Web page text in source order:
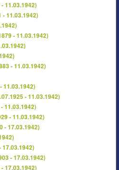
11.03.1942)
- 11.03.1942)
- 11.03.1942)
- 11.03.1942)
11.03.1942)
- 11.03.1942)
11.03.1942)
- 11.03.1942)
- 17.03.1942)
17.03.1942)
- 17.03.1942)
17.03.1942)